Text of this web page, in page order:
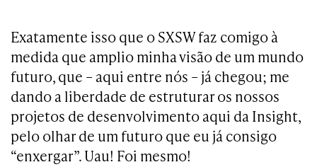
Exatamente isso que o SXSW faz comigo à
medida que amplio minha visão de um mundo
futuro, que – aqui entre nós – já chegou; me
dando a liberdade de estruturar os nossos
projetos de desenvolvimento aqui da Insight,
pelo olhar de um futuro que eu já consigo
“enxergar”. Uau! Foi mesmo!